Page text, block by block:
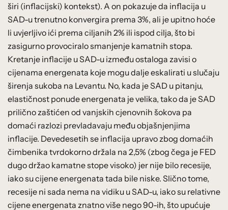
širi (inflacijski) kontekst). A on pokazuje da inflacija u
SAD-u trenutno konvergira prema 3%, ali je upitno hoće
li uvjerljivo ići prema ciljanih 2% ili ispod cilja, što bi
zasigurno provociralo smanjenje kamatnih stopa.
Kretanje inflacije u SAD-u između ostaloga zavisi o
cijenama energenata koje mogu dalje eskalirati u slučaju
širenja sukoba na Levantu. No, kada je SAD u pitanju,
elastičnost ponude energenata je velika, tako da je SAD
prilično zaštićen od vanjskih cjenovnih šokova pa
domaći razlozi prevladavaju među objašnjenjima
inflacije. Devedesetih se inflacija upravo zbog domaćih
čimbenika tvrdokorno držala na 2,5% (zbog čega je FED
dugo držao kamatne stope visoko) jer nije bilo recesije,
iako su cijene energenata tada bile niske. Slično tome,
recesije ni sada nema na vidiku u SAD-u, iako su relativne
cijene energenata znatno više nego 90-ih, što upućuje